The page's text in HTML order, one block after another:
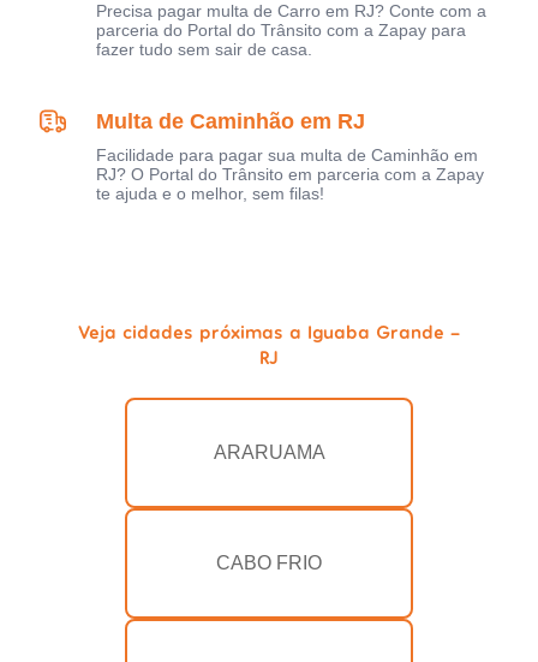
Precisa pagar multa de Carro em RJ? Conte com a
parceria do Portal do Trânsito com a Zapay para
fazer tudo sem sair de casa.
Multa de Caminhão em RJ
Facilidade para pagar sua multa de Caminhão em
RJ? O Portal do Trânsito em parceria com a Zapay
te ajuda e o melhor, sem filas!
Veja cidades próximas a Iguaba Grande -
RJ
ARARUAMA
CABO FRIO